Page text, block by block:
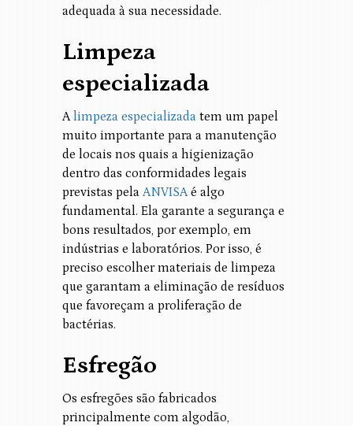
adequada à sua necessidade.
Limpeza
especializada
Alimpeza especializada tem um papel
muito importante para a manutenção
de locais nos quais a higienização
dentro das conformidades legais
previstas pela ANVISAé algo
fundamental. Ela garante a segurança e
bons resultados, por exemplo, em
indústrias e laboratórios. Por isso, é
preciso escolher materiais de limpeza
que garantam a eliminação de resíduos
que favoreçam a proliferação de
bactérias.
Esfregão
Os esfregões são fabricados
principalmente com algodão,